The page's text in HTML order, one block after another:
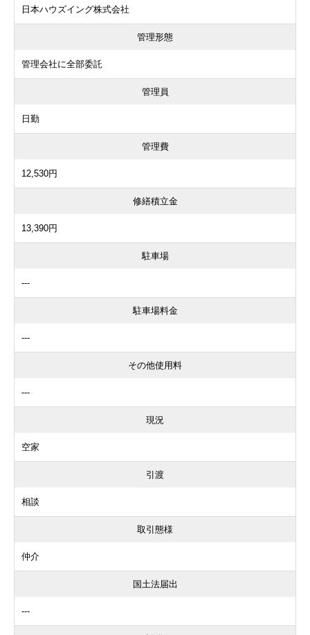
日本ハウズイング株式会社
管理形態
管理会社に全部委託
管理員
日勤
管理費
12,530円
修繕積立金
13,390円
駐車場
---
駐車場料金
---
その他使用料
---
現況
空家
引渡
相談
取引態様
仲介
国土法届出
---